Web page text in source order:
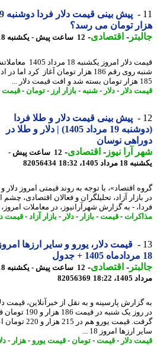
تومان می رسد؟
-اقتصادی-12 ساعت پیش - یکشنبه 18 مرداد 1405، 18:52
قیمت دلار امروز یکشنبه
شنبه روی رقم 186 هزار تومان آغاز کرد اما
دلار-دلار-شنبه-بازار ارز- تومان-قیمت-روز
پیش بینی قیمت دلار و طلا فردا
(دوشنبه 19 مرداد 1405) | دلار و طلا در
نوسان
آرا نیوز-اقتصادی-
12 ساعت پیش -
1405، 18:32
82056434
اقتصاد»، با توجه به روند قیمتی امروز دلار و طلا
آزاد، تحلیلگران و فعالان اقتصادی، چشم
- به گزارش شهرآرانیوز، در معاملات امروز،
- قیمت-بازار - دلار-بازار آزاد - قیمت دلار-
قیمت دلار، یورو و سایر ارزها امروز
-اقتصادی-
12 ساعت پیش - یکشنبه 18
18:22
82056369
پارسینه و به نقل از خبرآنلاین، قیمت دلار
در روز یک شنبه در قیمت 186 هزار و 190 تومان قرار
گرفت. قیمت یورو هم در
ارزها امروز 18 ...
دلار-قیمت-تومان-قیمت یورو -هزار - دلار-